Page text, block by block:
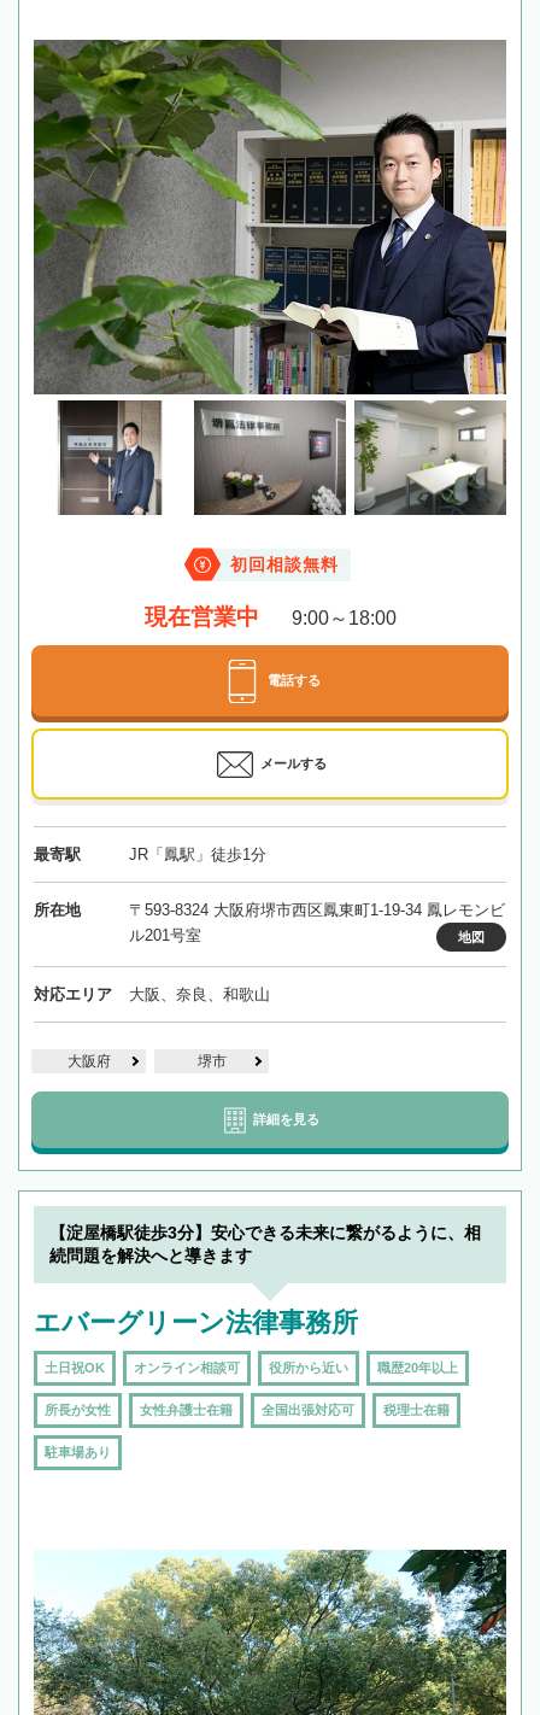
初回相談無料
現在営業中 9:00～18:00
電話する
メールする
最寄駅 JR「鳳駅」徒歩1分
所在地
〒593-8324 大阪府堺市西区鳳東町1-19-34 鳳レモンビ
ル201号室
地図
対応エリア 大阪、奈良、和歌山
大阪府 堺市
詳細を見る
【淀屋橋駅徒歩3分】安心できる未来に繋がるように、相
続問題を解決へと導きます
エバーグリーン法律事務所
土日祝OK オンライン相談可 役所から近い 職歴20年以上
所長が女性 女性弁護士在籍 全国出張対応可 税理士在籍
駐車場あり